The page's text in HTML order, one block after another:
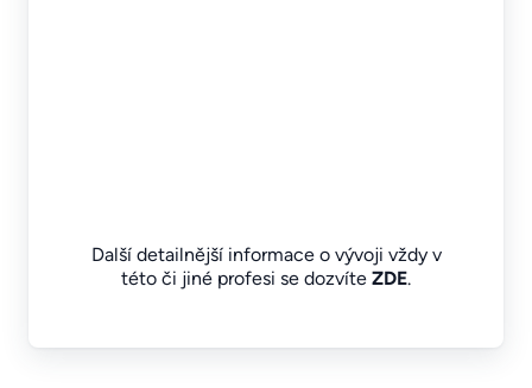
Další detailnější informace o vývoji vždy v
této či jiné profesi se dozvíte ZDE.